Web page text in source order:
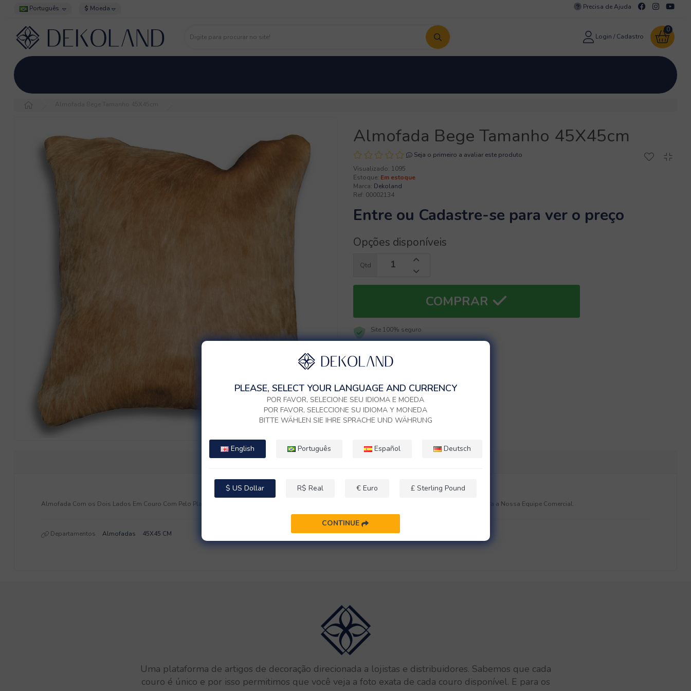
PLEASE, SELECT YOUR LANGUAGE AND CURRENCY
POR FAVOR, SELECIONE SEU IDIOMA E MOEDA
POR FAVOR, SELECCIONE SU IDIOMA Y MONEDA
BITTE WÄHLEN SIE IHRE SPRACHE UND WÄHRUNG
English Português Español Deutsch
$ US Dollar R$ Real € Euro £ Sterling Pound
CONTINUE
$ Moeda Precisa de Ajuda
Login / Cadastro
0
Almofada Bege Tamanho 45X45cm
Seja o primeiro a avaliar este produto
Visualizado: 1095
Estoque: Em estoque
Marca: Dekoland
Ref: 00002134
Entre ou Cadastre-se para ver o preço
Opções disponíveis
Qtd
COMPRAR
Site 100% seguro
Almofada Com os Dois Lados Em Couro Com Pelo Placas Inteiras. N atildeo Vem Com Enchimento. Caso Queira o Enchimento Interno, Por Favor, Pe ccedila a Nossa Equipe Comercial.
Departamentos Almofadas 45X45 CM
Uma plataforma de artigos de decoração direcionada a lojistas e distribuidores. Sabemos que cada
couro é único e por isso permitimos que você veja a foto exata de cada couro disponível. E para os